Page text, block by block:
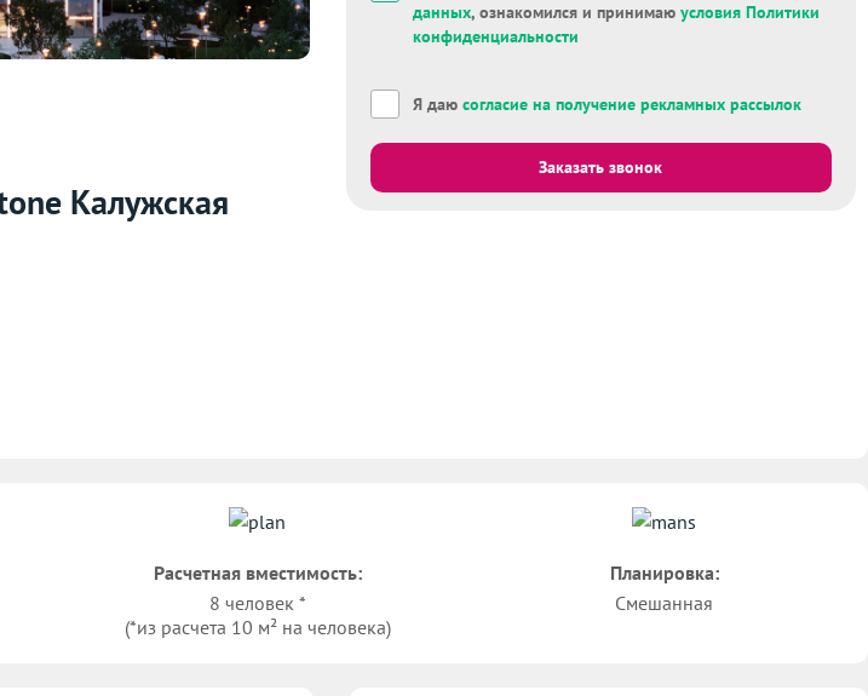
Калужская
данных, ознакомился и принимаю условия Политики
конфиденциальности
Я даю согласие на получение рекламных рассылок
Заказать звонок
Расчетная вместимость:
8 человек *
(*из расчета 10 м² на человека)
Планировка:
Смешанная